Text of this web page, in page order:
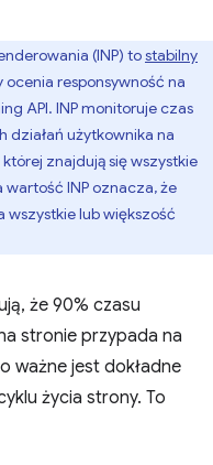
(INP) tostabilny
responsywność na
API. INP monitoruje czas
działań użytkownika na
znajdują się wszystkie
wartość INP oznacza, że
wszystkie lub większość
że 90% czasu
stronie przypada na
ważne jest dokładne
życia strony. To